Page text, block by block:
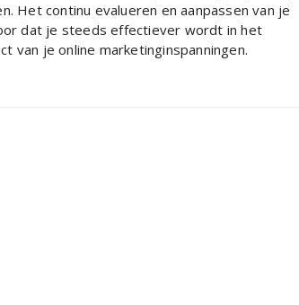
Het continu evalueren en aanpassen van je
dat je steeds effectiever wordt in het
van je online marketinginspanningen.